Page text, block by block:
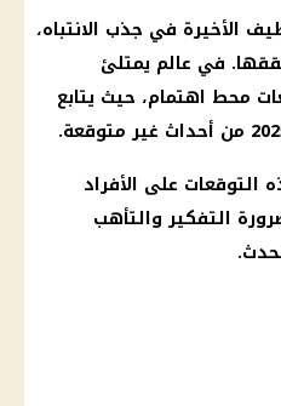
الأخيرة في جذب الانتباه،
في عالم يمتلئ
محط اهتمام، حيث يتابع
التوقعات على الأفراد
التفكير والتأهب